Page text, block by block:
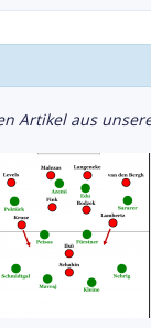
Artikel aus